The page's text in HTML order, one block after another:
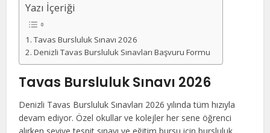
Yazı İçeriği
Tavas Bursluluk Sınavı 2026
Denizli Tavas Bursluluk Sınavları Başvuru Formu
Tavas Bursluluk Sınavı 2026
Denizli Tavas Bursluluk Sınavları 2026 yılında tüm hızıyla
devam ediyor. Özel okullar ve kolejler her sene öğrenci